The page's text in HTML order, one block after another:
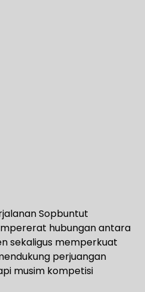
Sopbuntut
hubungan antara
sekaligus memperkuat
perjuangan
musim kompetisi